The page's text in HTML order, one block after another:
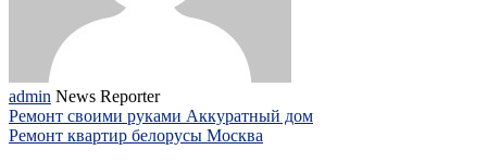
admin News Reporter
Ремонт своими руками Аккуратный дом
Ремонт квартир белорусы Москва